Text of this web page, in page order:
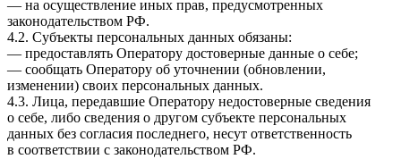
— на осуществление иных прав, предусмотренных
законодательством РФ.
4.2. Субъекты персональных данных обязаны:
— предоставлять Оператору достоверные данные о себе;
— сообщать Оператору об уточнении (обновлении,
изменении) своих персональных данных.
4.3. Лица, передавшие Оператору недостоверные сведения
о себе, либо сведения о другом субъекте персональных
данных без согласия последнего, несут ответственность
в соответствии с законодательством РФ.